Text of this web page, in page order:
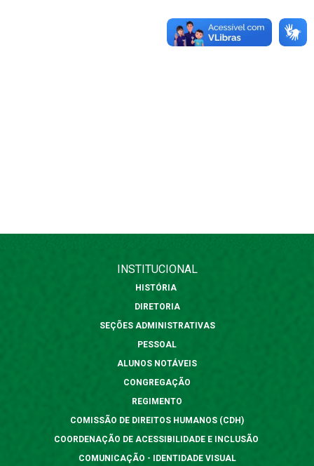
INSTITUCIONAL
HISTÓRIA
DIRETORIA
SEÇÕES ADMINISTRATIVAS
PESSOAL
ALUNOS NOTÁVEIS
CONGREGAÇÃO
REGIMENTO
COMISSÃO DE DIREITOS HUMANOS (CDH)
COORDENAÇÃO DE ACESSIBILIDADE E INCLUSÃO
COMUNICAÇÃO - IDENTIDADE VISUAL